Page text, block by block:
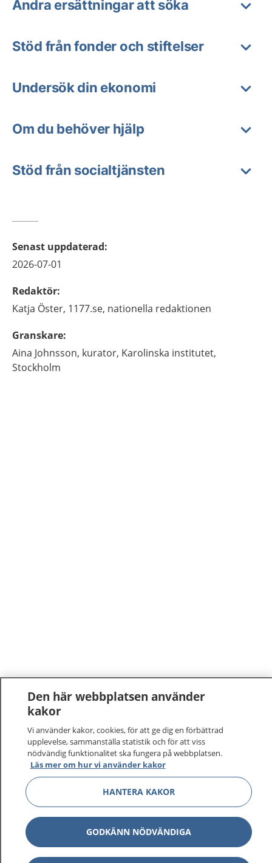
Andra ersättningar att söka
Stöd från fonder och stiftelser
Undersök din ekonomi
Om du behöver hjälp
Stöd från socialtjänsten
Senast uppdaterad:
2026-07-01
Redaktör:
Katja Öster, 1177.se, nationella redaktionen
Granskare:
Aina Johnsson, kurator, Karolinska institutet,
Stockholm
1177–tryggt om din hälsa och vård
På 1177.se får du råd om hälsa och information om
sjukdomar och vilka mottagningar du kan kontakta.
Logga in för att läsa din journal och göra dina
vårdärenden. Ring telefonnummer 1177 för
sjukvårdsrådgivning dygnet runt.
1177 ger dig råd när du vill må bättre.
Den här webbplatsen använder
kakor
Vi använder kakor, cookies, för att ge dig en förbättrad
upplevelse, sammanställa statistik och för att viss
nödvändig funktionalitet ska fungera på webbplatsen.
Läs mer om hur vi använder kakor
HANTERA KAKOR
GODKÄNN NÖDVÄNDIGA